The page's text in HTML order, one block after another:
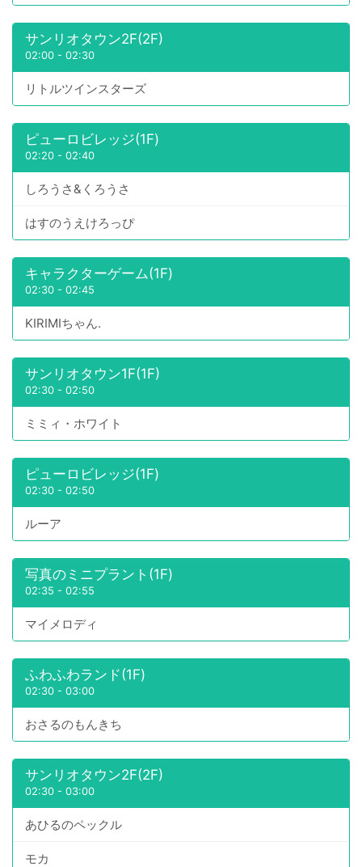
サンリオタウン2F(2F)
02:00 - 02:30
リトルツインスターズ
ピューロビレッジ(1F)
02:20 - 02:40
しろうさ&くろうさ
はすのうえけろっぴ
キャラクターゲーム(1F)
02:30 - 02:45
KIRIMIちゃん.
サンリオタウン1F(1F)
02:30 - 02:50
ミミィ・ホワイト
ピューロビレッジ(1F)
02:30 - 02:50
ルーア
写真のミニプラント(1F)
02:35 - 02:55
マイメロディ
ふわふわランド(1F)
02:30 - 03:00
おさるのもんきち
サンリオタウン2F(2F)
02:30 - 03:00
あひるのペックル
モカ